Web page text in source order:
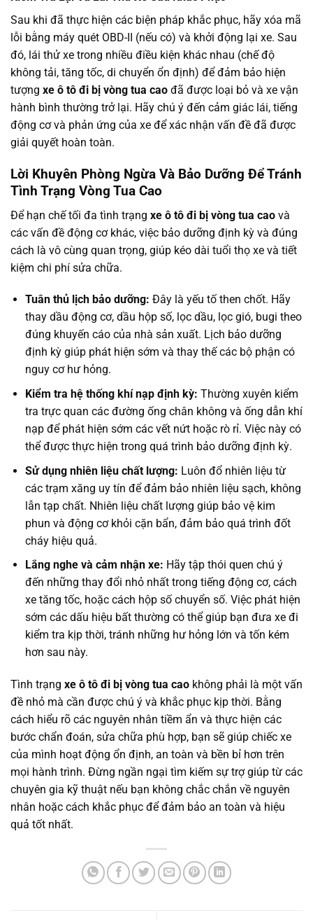
Sau khi đã thực hiện các biện pháp khắc phục, hãy xóa mã
lỗi bằng máy quét OBD-II (nếu có) và khởi động lại xe. Sau
đó, lái thử xe trong nhiều điều kiện khác nhau (chế độ
không tải, tăng tốc, di chuyển ổn định) để đảm bảo hiện
tượng xe ô tô đi bị vòng tua cao đã được loại bỏ và xe vận
hành bình thường trở lại. Hãy chú ý đến cảm giác lái, tiếng
động cơ và phản ứng của xe để xác nhận vấn đề đã được
giải quyết hoàn toàn.
Lời Khuyên Phòng Ngừa Và Bảo Dưỡng Để Tránh
Tình Trạng Vòng Tua Cao
Để hạn chế tối đa tình trạng xe ô tô đi bị vòng tua cao và
các vấn đề động cơ khác, việc bảo dưỡng định kỳ và đúng
cách là vô cùng quan trọng, giúp kéo dài tuổi thọ xe và tiết
kiệm chi phí sửa chữa.
Tuân thủ lịch bảo dưỡng: Đây là yếu tố then chốt. Hãy
thay dầu động cơ, dầu hộp số, lọc dầu, lọc gió, bugi theo
đúng khuyến cáo của nhà sản xuất. Lịch bảo dưỡng
định kỳ giúp phát hiện sớm và thay thế các bộ phận có
nguy cơ hư hỏng.
Kiểm tra hệ thống khí nạp định kỳ: Thường xuyên kiểm
tra trực quan các đường ống chân không và ống dẫn khí
nạp để phát hiện sớm các vết nứt hoặc rò rỉ. Việc này có
thể được thực hiện trong quá trình bảo dưỡng định kỳ.
Sử dụng nhiên liệu chất lượng: Luôn đổ nhiên liệu từ
các trạm xăng uy tín để đảm bảo nhiên liệu sạch, không
lẫn tạp chất. Nhiên liệu chất lượng giúp bảo vệ kim
phun và động cơ khỏi cặn bẩn, đảm bảo quá trình đốt
cháy hiệu quả.
Lắng nghe và cảm nhận xe: Hãy tập thói quen chú ý
đến những thay đổi nhỏ nhất trong tiếng động cơ, cách
xe tăng tốc, hoặc cách hộp số chuyển số. Việc phát hiện
sớm các dấu hiệu bất thường có thể giúp bạn đưa xe đi
kiểm tra kịp thời, tránh những hư hỏng lớn và tốn kém
hơn sau này.
Tình trạng xe ô tô đi bị vòng tua cao không phải là một vấn
đề nhỏ mà cần được chú ý và khắc phục kịp thời. Bằng
cách hiểu rõ các nguyên nhân tiềm ẩn và thực hiện các
bước chẩn đoán, sửa chữa phù hợp, bạn sẽ giúp chiếc xe
của mình hoạt động ổn định, an toàn và bền bỉ hơn trên
mọi hành trình. Đừng ngần ngại tìm kiếm sự trợ giúp từ các
chuyên gia kỹ thuật nếu bạn không chắc chắn về nguyên
nhân hoặc cách khắc phục để đảm bảo an toàn và hiệu
quả tốt nhất.